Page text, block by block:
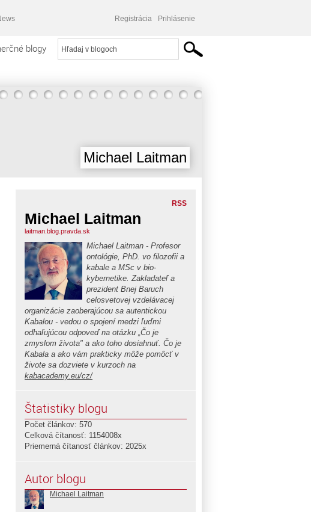
Registrácia Prihlásenie
blogy
Michael Laitman
RSS
Michael Laitman
laitman.blog.pravda.sk
Michael Laitman - Profesor
ontológie, PhD. vo filozofii a
kabale a MSc v bio-
kybernetike. Zakladateľ a
prezident Bnej Baruch
celosvetovej vzdelávacej
organizácie zaoberajúcou sa autentickou
Kabalou - vedou o spojení medzi ľuďmi
odhaľujúcou odpoveď na otázku „Čo je
zmyslom života" a ako toho dosiahnuť. Čo je
Kabala a ako vám prakticky môže pomôcť v
živote sa dozviete v kurzoch na
kabacademy.eu/cz/
Štatistiky blogu
Počet článkov: 570
Celková čítanosť: 1154008x
Priemerná čítanosť článkov: 2025x
Autor blogu
Michael Laitman